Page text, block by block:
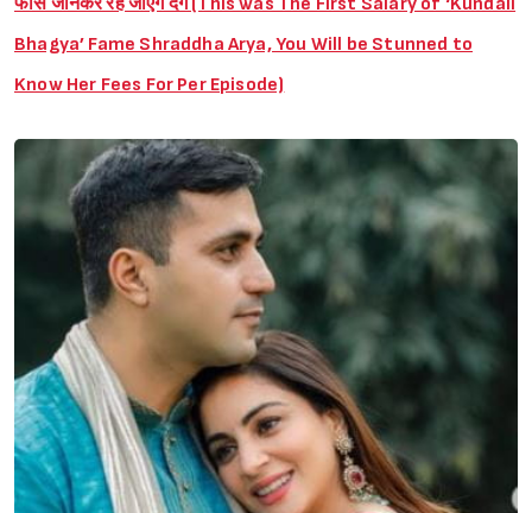
Sign in
Bhagya’ Fame Shraddha Arya, You Will be Stunned to
Know Her Fees For Per Episode)